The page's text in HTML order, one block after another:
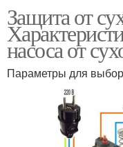
Защита от
насоса от
Параметры для